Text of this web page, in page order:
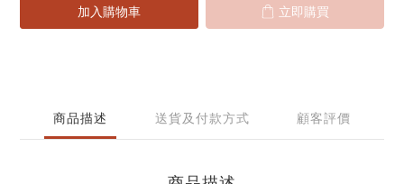
加入購物車 立即購買
商品描述 送貨及付款方式 顧客評價